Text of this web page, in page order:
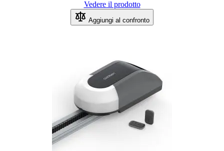
Vedere il prodotto
Aggiungi al confronto